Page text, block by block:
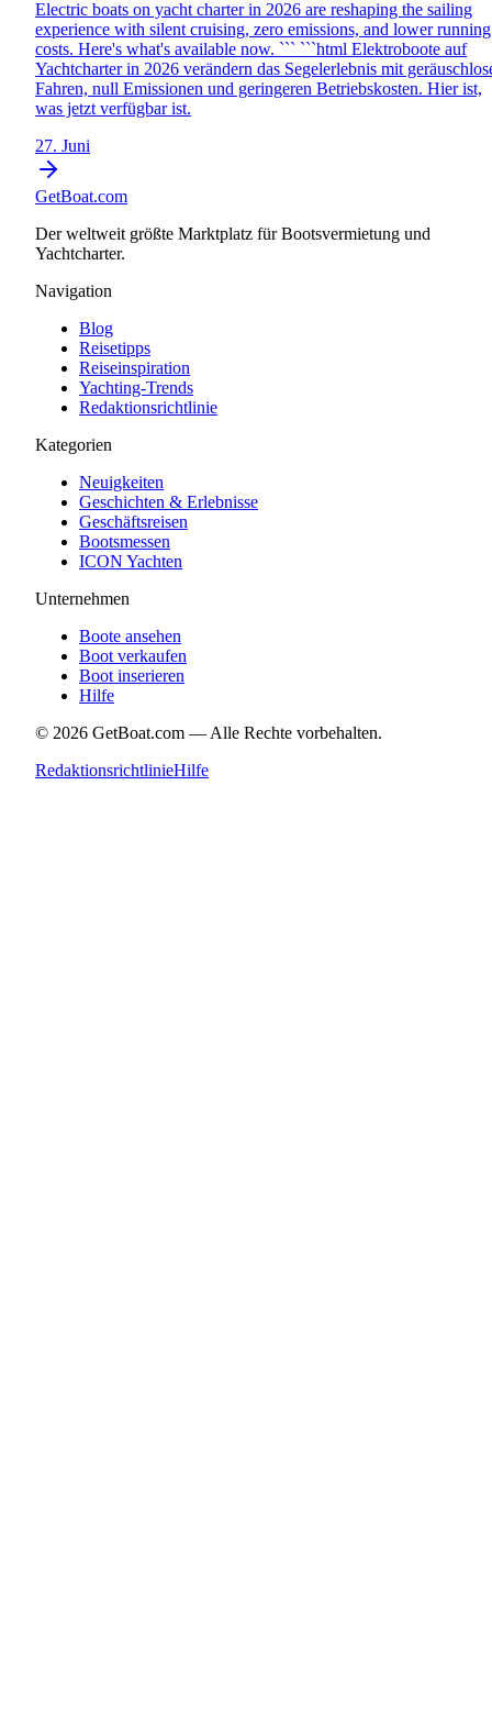
Electric boats on yacht charter in 2026 are reshaping the sailing
experience with silent cruising, zero emissions, and lower running
costs. Here's what's available now. ``` ```html Elektroboote auf
Yachtcharter in 2026 verändern das Segelerlebnis mit
Fahren, null Emissionen und geringeren Betriebskosten. Hier ist,
was jetzt verfügbar ist.
27. Juni
GetBoat.com
Der weltweit größte Marktplatz für Bootsvermietung und
Yachtcharter.
Navigation
Blog
Reisetipps
Reiseinspiration
Yachting-Trends
Redaktionsrichtlinie
Kategorien
Neuigkeiten
Geschichten & Erlebnisse
Geschäftsreisen
Bootsmessen
ICON Yachten
Unternehmen
Boote ansehen
Boot verkaufen
Boot inserieren
Hilfe
© 2026 GetBoat.com — Alle Rechte vorbehalten.
RedaktionsrichtlinieHilfe